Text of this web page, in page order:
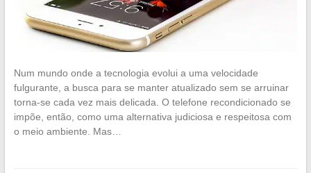
Num mundo onde a tecnologia evolui a uma velocidade
fulgurante, a busca para se manter atualizado sem se arruinar
torna-se cada vez mais delicada. O telefone recondicionado se
impõe, então, como uma alternativa judiciosa e respeitosa com
o meio ambiente. Mas…